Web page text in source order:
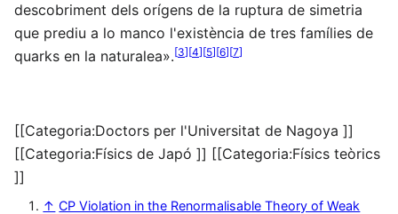
descobriment dels orígens de la ruptura de simetria
que prediu a lo manco l'existència de tres famílies de
quarks en la naturalea».[3][4][5][6][7]
[[Categoria:Doctors per l'Universitat de Nagoya ]]
[[Categoria:Físics de Japó ]] [[Categoria:Físics teòrics
]]
↑ CP Violation in the Renormalisable Theory of Weak